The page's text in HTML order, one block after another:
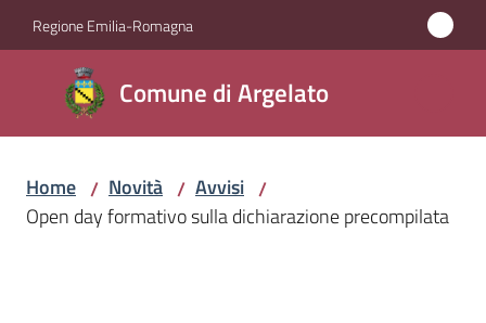
Vai al contenuto
Vai alla navigazione
Vai al footer
Regione Emilia-Romagna
Comune di Argelato
Comune
di
Argelato
Amministrazione
Home / Novità / Avvisi /
Open day formativo sulla dichiarazione precompilata